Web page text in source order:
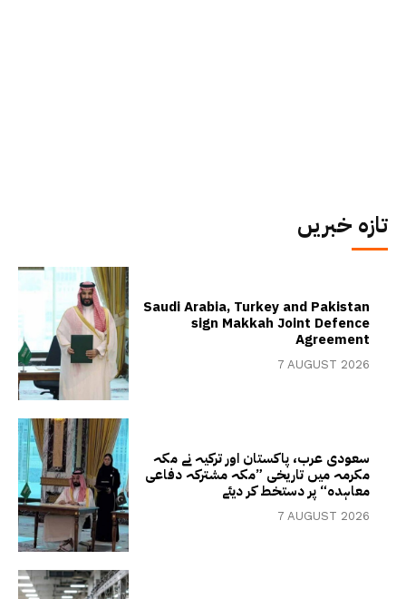
تازہ خبریں
Saudi Arabia, Turkey and Pakistan
sign Makkah Joint Defence
Agreement
7 AUGUST 2026
سعودی عرب، پاکستان اور ترکیہ نے مکہ
مکرمہ میں تاریخی ”مکہ مشترکہ دفاعی
معاہدہ“ پر دستخط کر دیئے
7 AUGUST 2026